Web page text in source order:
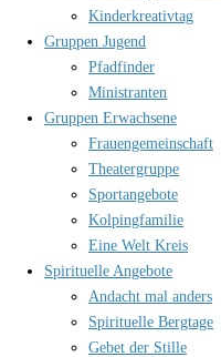
Kinderkreativtag
Gruppen Jugend
Pfadfinder
Ministranten
Gruppen Erwachsene
Frauengemeinschaft
Theatergruppe
Sportangebote
Kolpingfamilie
Eine Welt Kreis
Spirituelle Angebote
Andacht mal anders
Spirituelle Bergtage
Gebet der Stille